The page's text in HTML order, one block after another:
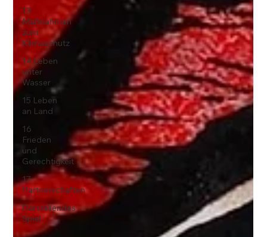
13
Maßnahmen
zum
Klimaschutz
14 Leben
unter
Wasser
15 Leben
an Land
16
Frieden
und
Gerechtigkeit
17
Partnerschaften
Darstellendes
Spiel